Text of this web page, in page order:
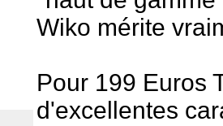
Wiko mérite
Pour 199 Euros
d'excellentes